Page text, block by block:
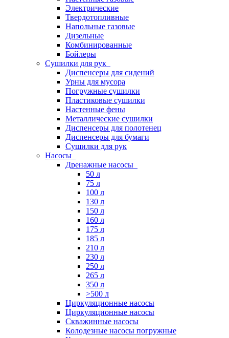
Электрические
Твердотопливные
Напольные газовые
Дизельные
Комбинированные
Бойлеры
Сушилки для рук
Диспенсеры для сидений
Урны для мусора
Погружные сушилки
Пластиковые сушилки
Настенные фены
Металлические сушилки
Диспенсеры для полотенец
Диспенсеры для бумаги
Сушилки для рук
Насосы
Дренажные насосы
50 л
75 л
100 л
130 л
150 л
160 л
175 л
185 л
210 л
230 л
250 л
265 л
350 л
>500 л
Циркуляционные насосы
Циркуляционные насосы
Скважинные насосы
Колодезные насосы погружные